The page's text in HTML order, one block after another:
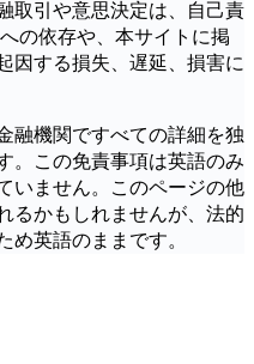
取引や意思決定は、自己責
の依存や、本サイトに掲
因する損失、遅延、損害に
融機関ですべての詳細を独
。この免責事項は英語のみ
いません。このページの他
るかもしれませんが、法的
英語のままです。